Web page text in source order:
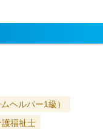
ヘルパー1級）
護福祉士